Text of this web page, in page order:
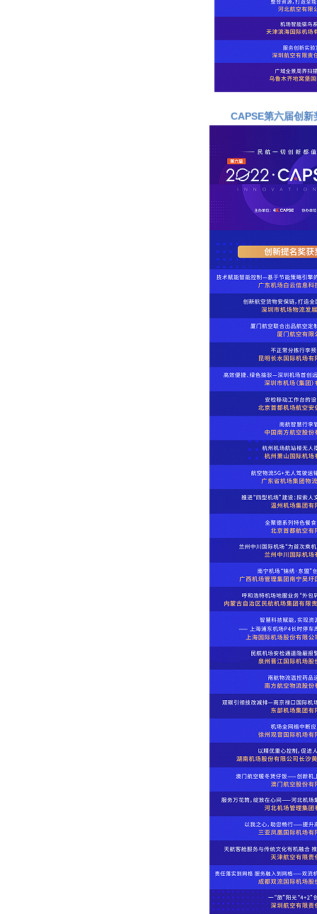
CAPSE第六届创新